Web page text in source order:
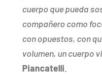
cuerpo que pueda
compañero como
con opuestos, con
volumen, un cuerpo
Piancatelli